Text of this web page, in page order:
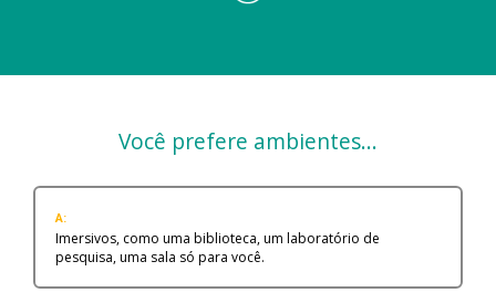
Você prefere ambientes...
A:
Imersivos, como uma biblioteca, um laboratório de
pesquisa, uma sala só para você.